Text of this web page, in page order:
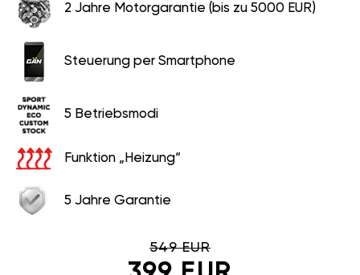
2 Jahre Motorgarantie (bis zu 5000 EUR)
Steuerung per Smartphone
5 Betriebsmodi
Funktion „Heizung“
5 Jahre Garantie
549 EUR